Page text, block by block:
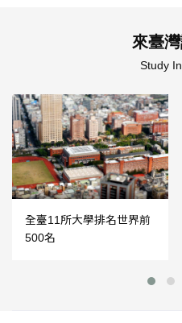
來臺
Study
全臺11所大學排名世界前
500名